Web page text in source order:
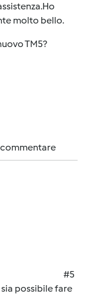
molto bello.
TM5?
#5
possibile fare